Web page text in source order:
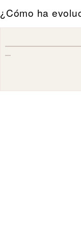
¿Cómo ha